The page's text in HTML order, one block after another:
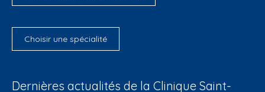
Choisir une spécialité
Dernières actualités de la Clinique Saint-